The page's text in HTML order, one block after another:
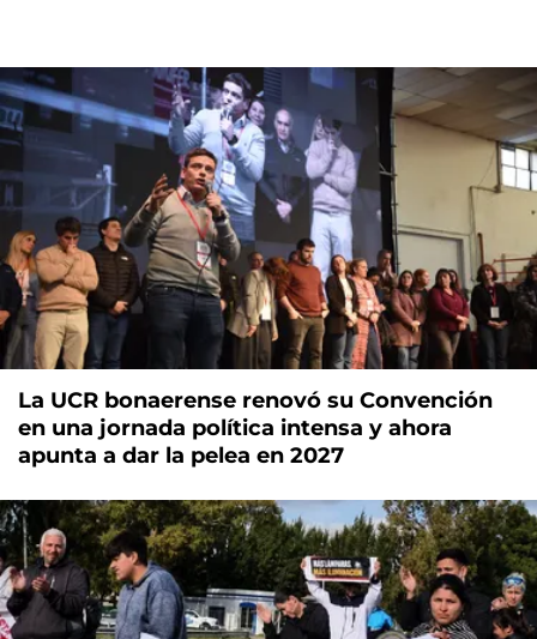
La UCR bonaerense renovó su Convención
en una jornada política intensa y ahora
apunta a dar la pelea en 2027